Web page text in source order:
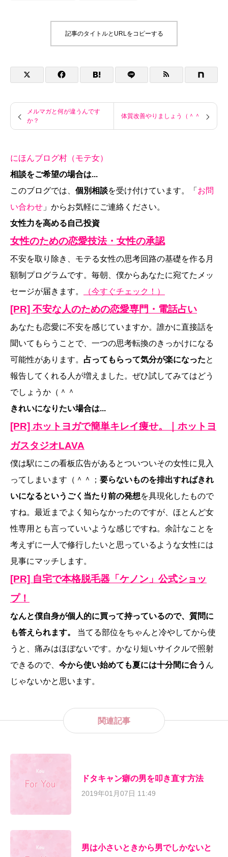
記事のタイトルとURLをコピーする
メルマガと何が違うんです
か？
体質改善やりましょう（＾＾
にほんブログ村（モテ女）
相談をご希望の場合は...
このブログでは、 個別相談を受け付けています。「 お問
い合わせ 」からお気軽にご連絡ください。
女性力を高める自己投資
女性のための恋愛技法・女性の承認
不安を取り除き、モテる女性の思考回路の基礎を作る月
額制プログラムです。毎朝、僕からあなたに宛てたメッ
セージが届きます。
（今すぐチェック！）
[PR] 不安な人のための恋愛専門・電話占い
あなたも恋愛に不安を感じていますか。誰かに直接話を
聞いてもらうことで、一つの思考転換のきっかけになる
可能性があります。 占ってもらって気分が楽になったと
報告してくれる人が増えました。ぜひ試してみてはどう
でしょうか（＾＾
きれいになりたい場合は...
[PR] ホットヨガで簡単キレイ痩せ。｜ホットヨ
ガスタジオLAVA
僕は駅にこの看板広告があるとついついその女性に見入
ってしまいます（＾＾； 要らないものを排出すればきれ
いになるというごく当たり前の発想を具現化したもので
すね。最近までよく知らなかったのですが、ほとんど女
性専用とも言っていいような感じですね。余計なことを
考えずに一人で修行したいと思っているような女性には
見事にマッチします。
[PR] 自宅で本格脱毛器「ケノン」公式ショッ
プ！
なんと僕自身が個人的に買って持っているので、質問に
も答えられます。
当てる部位をちゃんと冷やしてから使
うと、痛みはほぼないです。かなり短いサイクルで照射
できるので、 今から使い始めても夏には十分間に合う ん
じゃないかと思います。
関連記事
ドタキャン癖の男を叩き直す方法
2019年01月07日 11:49
男は小さいときから男でしかないと